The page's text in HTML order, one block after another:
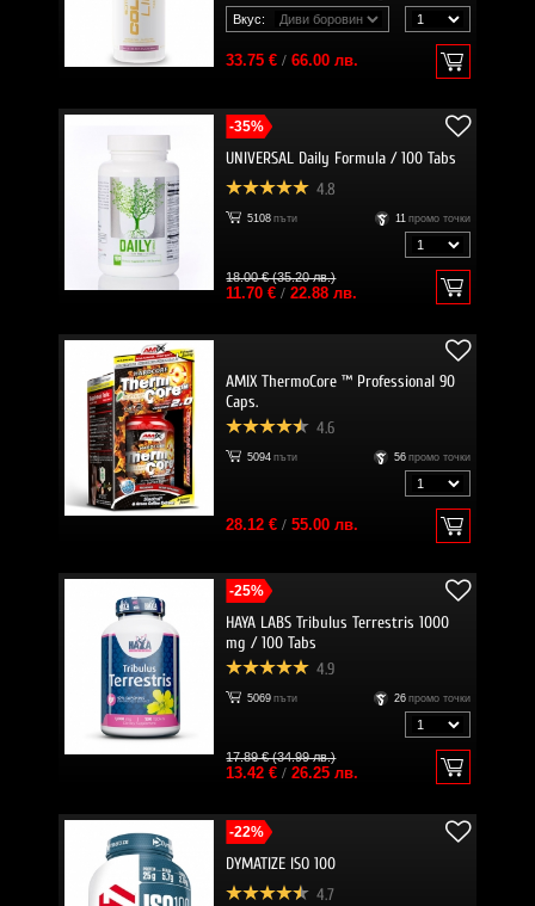
Вкус:
33.75 €/ 66.00 лв.
-35%
UNIVERSAL Daily Formula / 100 Tabs
4.8
5108 пъти 11 промо точки
18.00 € (35.20 лв.)
11.70 €/ 22.88 лв.
AMIX ThermoCore ™ Professional 90
Caps.
4.6
5094 пъти 56 промо точки
28.12 €/ 55.00 лв.
-25%
HAYA LABS Tribulus Terrestris 1000
mg / 100 Tabs
4.9
5069 пъти 26 промо точки
17.89 € (34.99 лв.)
13.42 €/ 26.25 лв.
-22%
DYMATIZE ISO 100
4.7